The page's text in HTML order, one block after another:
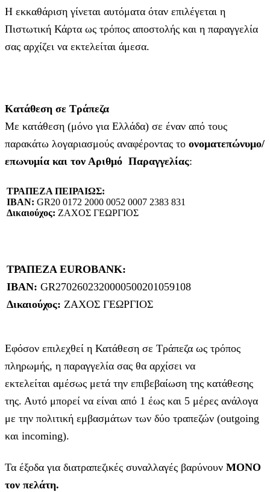
Η εκκαθάριση γίνεται αυτόματα όταν επιλέγεται η
Πιστωτική Κάρτα ως τρόπος αποστολής και η παραγγελία
σας αρχίζει να εκτελείται άμεσα.
Κατάθεση σε Τράπεζα
Με κατάθεση (μόνο για Ελλάδα) σε έναν από τους
παρακάτω λογαριασμούς αναφέροντας το ονοματεπώνυμο/
επωνυμία και τον Αριθμό Παραγγελίας:
ΤΡΑΠΕΖΑ ΠΕΙΡΑΙΩΣ:
IBAN: GR20 0172 2000 0052 0007 2383 831
Δικαιούχος: ΖΑΧΟΣ ΓΕΩΡΓΙΟΣ
ΤΡΑΠΕΖΑ EUROBANK:
IBAN: GR2702602320000500201059108
Δικαιούχος: ΖΑΧΟΣ ΓΕΩΡΓΙΟΣ
Εφόσον επιλεχθεί η Κατάθεση σε Τράπεζα ως τρόπος
πληρωμής, η παραγγελία σας θα αρχίσει να
εκτελείται αμέσως μετά την επιβεβαίωση της κατάθεσης
της. Αυτό μπορεί να είναι από 1 έως και 5 μέρες ανάλογα
με την πολιτική εμβασμάτων των δύο τραπεζών (outgoing
και incoming).
Τα έξοδα για διατραπεζικές συναλλαγές βαρύνουν MONO
τον πελάτη.